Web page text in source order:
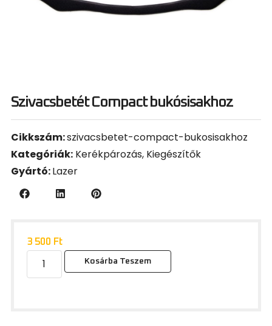
Szivacsbetét Compact bukósisakhoz
Cikkszám:szivacsbetet-compact-bukosisakhoz
Kategóriák: Kerékpározás, Kiegészítők
Gyártó:Lazer
3 500 Ft
Kosárba Teszem